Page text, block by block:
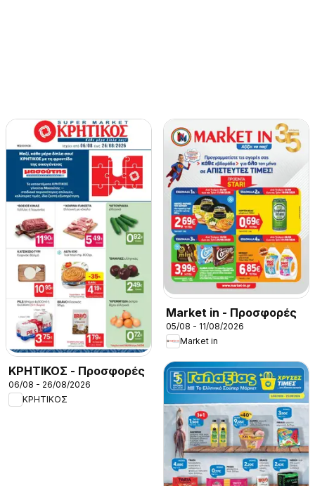
ΚΡΗΤΙΚΟΣ - Προσφορές
06/08 - 26/08/2026
ΚΡΗΤΙΚΟΣ
Market in - Προσφορές
05/08 - 11/08/2026
Market in